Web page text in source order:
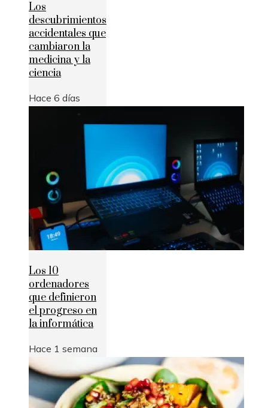
Los
descubrimientos
accidentales que
cambiaron la
medicina y la
ciencia
Hace 6 días
Los 10
ordenadores
que definieron
el progreso en
la informática
Hace 1 semana